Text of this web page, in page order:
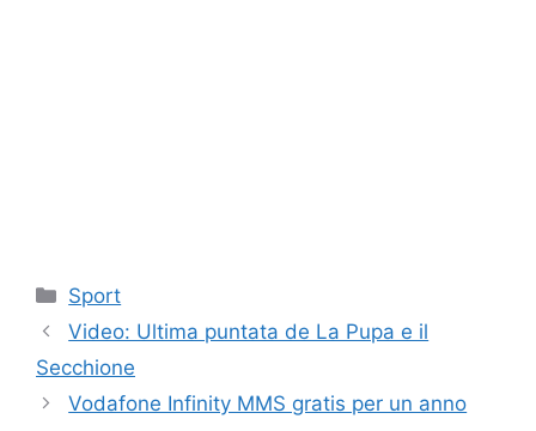
Categorie
Sport
Video: Ultima puntata de La Pupa e il
Secchione
Vodafone Infinity MMS gratis per un anno